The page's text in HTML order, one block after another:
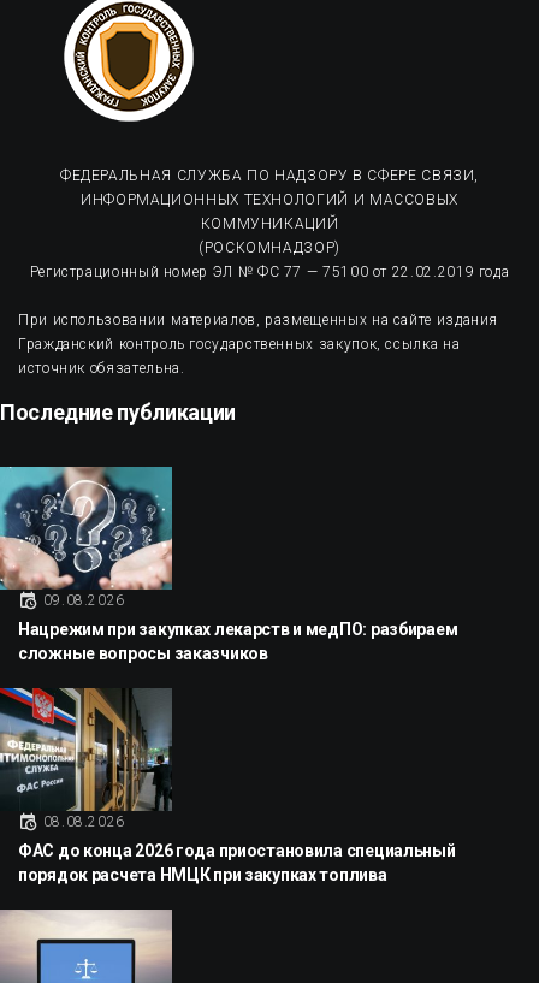
ФЕДЕРАЛЬНАЯ СЛУЖБА ПО НАДЗОРУ В СФЕРЕ СВЯЗИ,
ИНФОРМАЦИОННЫХ ТЕХНОЛОГИЙ И МАССОВЫХ
КОММУНИКАЦИЙ
(РОСКОМНАДЗОР)
Регистрационный номер ЭЛ № ФС 77 — 75100 от 22.02.2019 года
При использовании материалов, размещенных на сайте издания
Гражданский контроль государственных закупок, ссылка на
источник обязательна.
Последние публикации
09.08.2026
Нацрежим при закупках лекарств и медПО: разбираем
сложные вопросы заказчиков
08.08.2026
ФАС до конца 2026 года приостановила специальный
порядок расчета НМЦК при закупках топлива